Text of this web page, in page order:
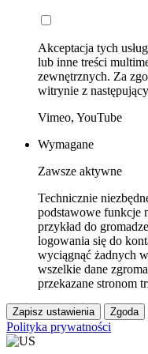
Akceptacja tych
lub inne treści
zewnętrznych. Za
witrynie z
Vimeo, YouTube
Wymagane
Zawsze aktywne
Technicznie
podstawowe funkcje
przykład do
logowania się do
wyciągnąć żadnych
wszelkie dane
przekazane stronom
Zapisz ustawienia Zgoda
Polityka prywatności